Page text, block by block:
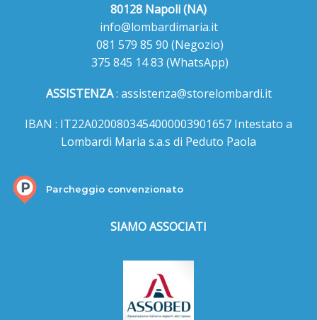
80128 Napoli (NA)
info@lombardimaria.it
081 579 85 90 (Negozio)
375 845 14 83 (WhatsApp)
ASSISTENZA: assistenza@storelombardi.it
IBAN : IT22A0200803454000003901657 Intestato a
Lombardi Maria s.a.s di Peduto Paola
Parcheggio convenzionato
SIAMO ASSOCIATI